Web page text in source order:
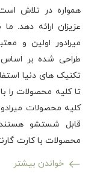
همواره در تلاش
عزیزان ارائه دهد.
میرادور اولین و
طراحی شده بر
تکنیک های دنیا
تا کلیه محصولات را
کلیه محصولات
قابل شستشو
محصولات با کارت
خواندن بیشتر